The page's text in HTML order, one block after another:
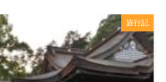
旅行記